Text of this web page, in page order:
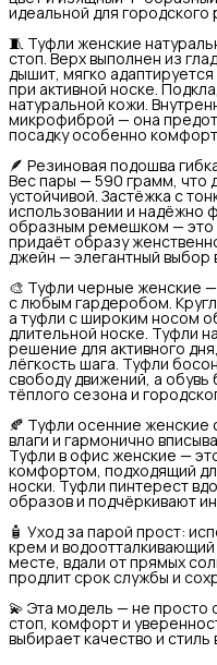
идеальной для городского
🧵 Туфли женские
стоп. Верх выполнен из
дышит, мягко
при активной носке.
натуральной кожи.
микрофиброй — она
посадку особенно
🪶 Резиновая подошва
Вес пары — 590 грамм, что
устойчивой. Застёжка с
использовании и надёжно
образным ремешком — это
придаёт образу
джейн — элегантный выбор
🎨 Туфли черные женские
с любым гардеробом.
а туфли с широким носом
длительной носке. Туфли
решение для активного
лёгкость шага. Туфли
свободу движений, а обувь
тёплого сезона и
🍂 Туфли осенние
влаги и гармонично
Туфли в офис женские —
комфортом, подходящий
носки. Туфли пинтерест
образов и подчёркивают
🧴 Уход за парой прост:
крем и
месте, вдали от прямых
продлит срок службы и
💫 Эта модель — не просто
стоп, комфорт и
выбирает качество и стиль